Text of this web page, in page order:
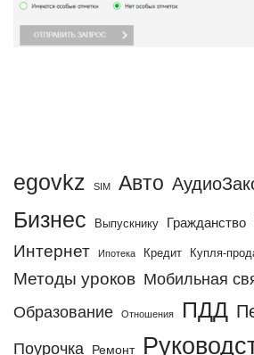
egovkz SIM Авто
Бизнес Выпускнику Гражданство
Интернет Ипотека Кредит Купля-
Методы уроков Мобильная
Образование Отношения ПДД
Поурочка Ремонт